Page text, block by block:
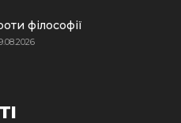
філософії